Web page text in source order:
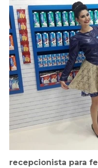
recepcionista para